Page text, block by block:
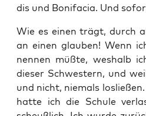
dis und Boni­fa­cia. Und
Wie es einen trägt, durch
an einen glau­ben! Wenn
nen­nen müß­te, wes­halb
die­ser Schwes­tern, und
und nicht, nie­mals
hat­te ich die Schu­le